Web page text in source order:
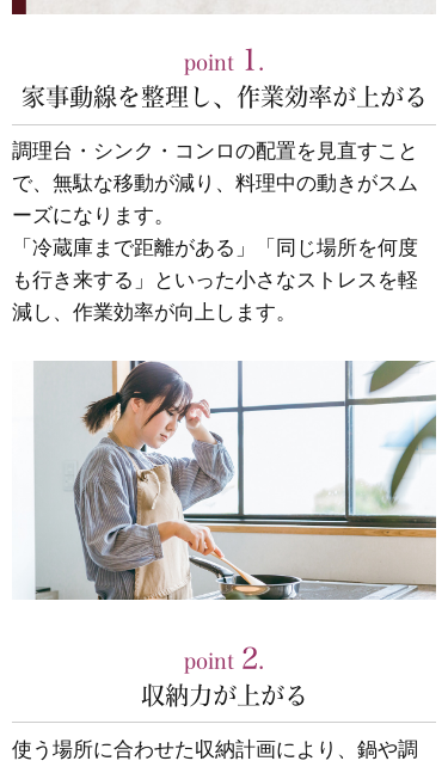
point 1 .
家事動線を整理し、作業効率が上がる
調理台・シンク・コンロの配置を見直すこと
で、無駄な移動が減り、料理中の動きがスム
ーズになります。
「冷蔵庫まで距離がある」「同じ場所を何度
も行き来する」といった小さなストレスを軽
減し、作業効率が向上します。
point 2.
収納力が上がる
使う場所に合わせた収納計画により、鍋や調